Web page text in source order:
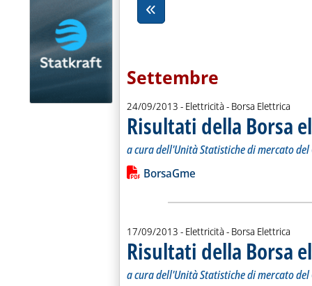
Settembre
24/09/2013 - Elettricità - Borsa Elettrica
Risultati della Borsa
a cura dell'Unità Statistiche di mercato del
Leggi tutta la notizia: 'Risultati della
Lista allegati PDF alla notizia
BorsaGme
17/09/2013 - Elettricità - Borsa Elettrica
Risultati della Borsa
a cura dell'Unità Statistiche di mercato del